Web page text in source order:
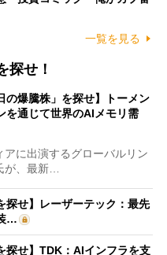
一覧を見る
探せ！
の爆騰株」を探せ】トーメン
を通じて世界のAIメモリ需
に出演するグローバルリン
が、最新…
探せ】レーザーテック：最先
…
探せ】TDK：AIインフラを支